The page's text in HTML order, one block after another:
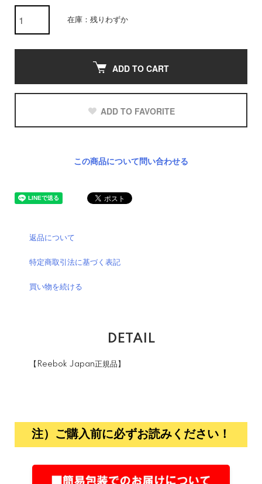
在庫：残りわずか
ADD TO CART
ADD TO FAVORITE
この商品について問い合わせる
返品について
特定商取引法に基づく表記
買い物を続ける
DETAIL
【Reebok Japan正規品】
注）ご購入前に必ずお読みください！